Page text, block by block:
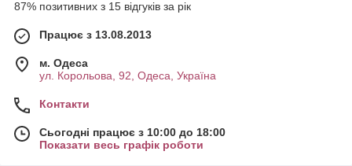
87% позитивних з 15 відгуків за рік
Працює з 13.08.2013
м. Одеса
ул. Корольова, 92, Одеса, Україна
Контакти
Сьогодні працює з 10:00 до 18:00
Показати весь графік роботи